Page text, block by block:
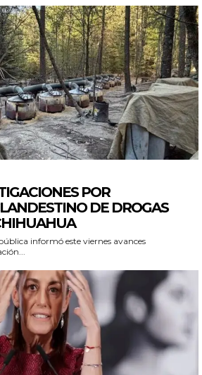
POR
DE DROGAS
informó este viernes avances